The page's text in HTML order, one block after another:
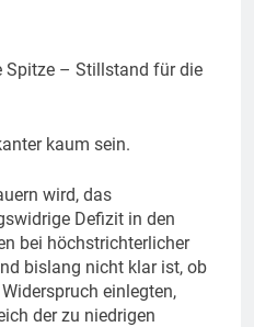
Spitze – Stillstand für die
kaum sein.
wird, das
Defizit in den
bei höchstrichterlicher
bislang nicht klar ist, ob
einlegten,
der zu niedrigen